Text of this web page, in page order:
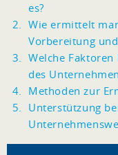
es?
Wie ermittelt
Vorbereitung
Welche
des
Methoden zur
Unterstützung